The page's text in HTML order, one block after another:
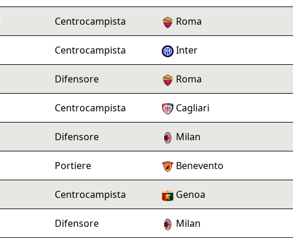
Centrocampista Roma
Centrocampista Inter
Difensore Roma
Centrocampista Cagliari
Difensore Milan
Portiere Benevento
Centrocampista Genoa
Difensore Milan